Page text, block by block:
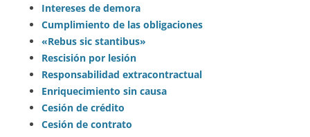
Intereses de demora
Cumplimiento de las obligaciones
«Rebus sic stantibus»
Rescisión por lesión
Responsabilidad extracontractual
Enriquecimiento sin causa
Cesión de crédito
Cesión de contrato